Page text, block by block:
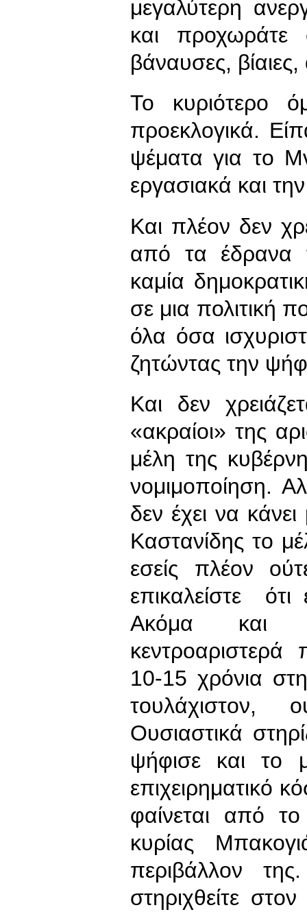
μεγαλύτερη
και προχωράτε
βάναυσες,
Το κυριότερο
προεκλογικά.
ψέματα για το
εργασιακά και
Και πλέον δεν
από τα έδρανα
καμία
σε μια πολιτική
όλα όσα
ζητώντας την
Και δεν
«ακραίοι» της
μέλη της
νομιμοποίηση.
δεν έχει να
Καστανίδης το
εσείς πλέον
επικαλείστε ότι
Ακόμα και
κεντροαριστερά
10-15 χρόνια
τουλάχιστον,
Ουσιαστικά
ψήφισε και το
επιχειρηματικό
φαίνεται από
κυρίας
περιβάλλον
στηριχθείτε